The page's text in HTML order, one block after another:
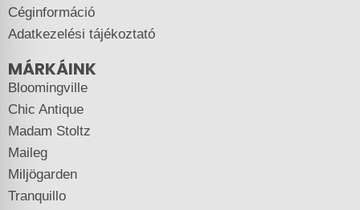
Céginformáció
Adatkezelési tájékoztató
MÁRKÁINK
Bloomingville
Chic Antique
Madam Stoltz
Maileg
Miljögarden
Tranquillo